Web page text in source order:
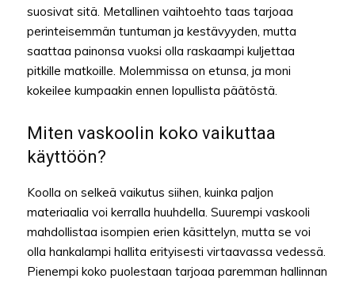
suosivat sitä. Metallinen vaihtoehto taas tarjoaa
perinteisemmän tuntuman ja kestävyyden, mutta
saattaa painonsa vuoksi olla raskaampi kuljettaa
pitkille matkoille. Molemmissa on etunsa, ja moni
kokeilee kumpaakin ennen lopullista päätöstä.
Miten vaskoolin koko vaikuttaa
käyttöön?
Koolla on selkeä vaikutus siihen, kuinka paljon
materiaalia voi kerralla huuhdella. Suurempi vaskooli
mahdollistaa isompien erien käsittelyn, mutta se voi
olla hankalampi hallita erityisesti virtaavassa vedessä.
Pienempi koko puolestaan tarjoaa paremman hallinnan